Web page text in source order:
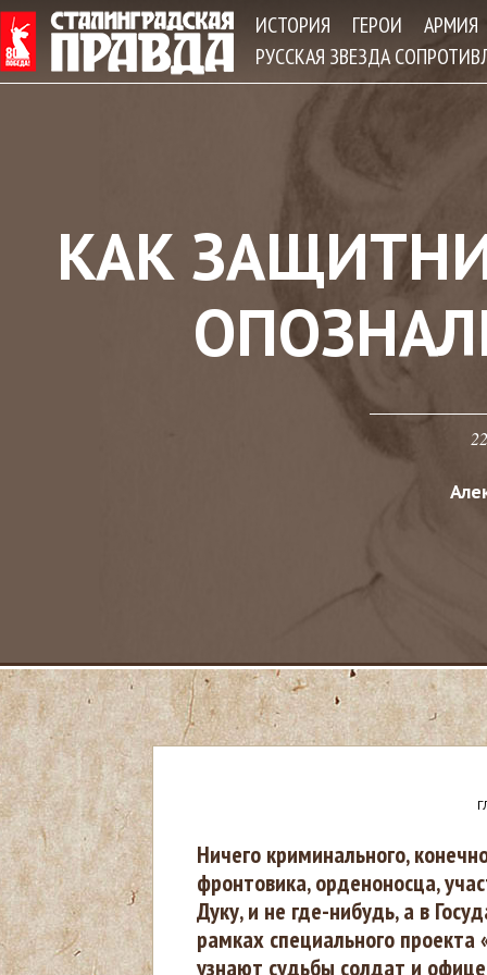
ИСТОРИЯ ГЕРОИ
АРМИЯ
РУССКАЯ ЗВЕЗДА
КАК
В
ы
з
Ничего криминального,
фронтовика, орденоносца,
Дуку, и не где-нибудь, а в
рамках специального
узнают судьбы солдат и